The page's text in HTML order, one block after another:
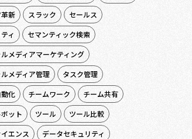
新
スラック
セールス
ィ
セマンティック検索
メディアマーケティング
メディア管理
タスク管理
化
チームワーク
チーム共有
ット
ツール
ツール比較
エンス
データセキュリティ